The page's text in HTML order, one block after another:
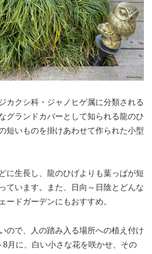
カクシ科・ジャノヒゲ属に分類される
グランドカバーとして知られる龍のひ
短いものを掛けあわせて作られた小型
に生長し、龍のひげよりも葉っぱが短
ています。また、日向～日陰とどんな
ードガーデンにもおすすめ。
ので、人の踏み入る場所への植え付け
8月に、白い小さな花を咲かせ、その